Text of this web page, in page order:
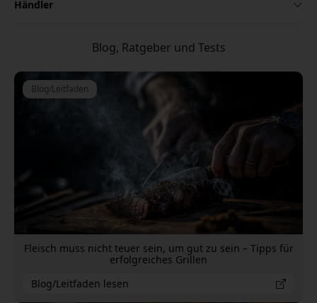
Händler
Blog, Ratgeber und Tests
Blog/Leitfaden
Fleisch muss nicht teuer sein, um gut zu sein – Tipps für
erfolgreiches Grillen
Blog/Leitfaden lesen